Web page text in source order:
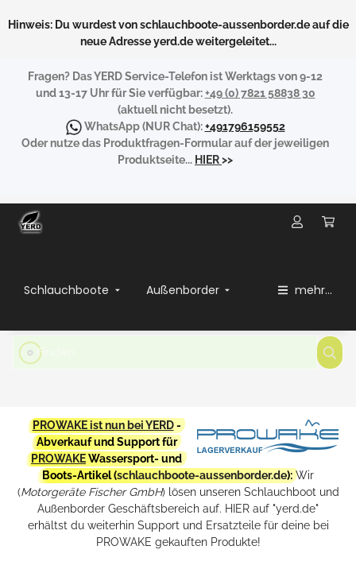
Hinweis: Du wurdest von schlauchboote-aussenborder.de auf die
neue Adresse yerd.de weitergeleitet...
Fragen? Das YERD Service-Telefon ist Werktags von 9-12
und 13-17 Uhr für Sie verfügbar:+49 (0) 7821 58838 30
(aktuell nicht besetzt).
WhatsApp(NUR Chat):+491796159552
Oder nutze das Produktfragen-Formular auf der jeweiligen
Produktseite... HIER>>
Schlauchboote Außenborder mehr...
PROWAKE ist nun bei YERD-
Abverkauf und Support für
PROWAKEWassersport- und
Boots-Artikel (schlauchboote-aussenborder.de): Wir
(Motorgeräte Fischer GmbH) lösen unseren Schlauchboot und
Außenborder Geschäftsbereich auf. HIER auf "yerd.de"
erhältst du weiterhin Support und Ersatzteile für deine bei
PROWAKE gekauften Produkte!